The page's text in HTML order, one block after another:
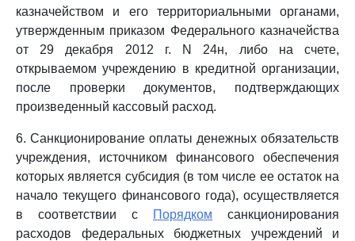
казначейством и его территориальными органами,
утвержденным приказом Федерального казначейства
от 29 декабря 2012 г. N 24н, либо на счете,
открываемом учреждению в кредитной организации,
после проверки документов, подтверждающих
произведенный кассовый расход.
6. Санкционирование оплаты денежных обязательств
учреждения, источником финансового обеспечения
которых является субсидия (в том числе ее остаток на
начало текущего финансового года), осуществляется
в соответствии с
Порядком санкционирования
расходов федеральных бюджетных учреждений и